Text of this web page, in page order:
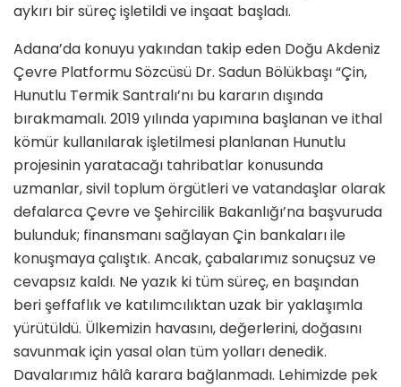
aykırı bir süreç işletildi ve inşaat başladı.
Adana’da konuyu yakından takip eden Doğu Akdeniz
Çevre Platformu Sözcüsü Dr. Sadun Bölükbaşı “Çin,
Hunutlu Termik Santralı’nı bu kararın dışında
bırakmamalı. 2019 yılında yapımına başlanan ve ithal
kömür kullanılarak işletilmesi planlanan Hunutlu
projesinin yaratacağı tahribatlar konusunda
uzmanlar, sivil toplum örgütleri ve vatandaşlar olarak
defalarca Çevre ve Şehircilik Bakanlığı’na başvuruda
bulunduk; finansmanı sağlayan Çin bankaları ile
konuşmaya çalıştık. Ancak, çabalarımız sonuçsuz ve
cevapsız kaldı. Ne yazık ki tüm süreç, en başından
beri şeffaflık ve katılımcılıktan uzak bir yaklaşımla
yürütüldü. Ülkemizin havasını, değerlerini, doğasını
savunmak için yasal olan tüm yolları denedik.
Davalarımız hâlâ karara bağlanmadı. Lehimizde pek